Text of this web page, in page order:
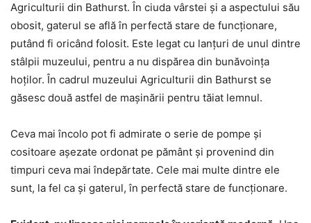
Agriculturii din Bathurst. În ciuda vârstei şi a aspectului său
obosit, gaterul se află în perfectă stare de funcţionare,
putând fi oricând folosit. Este legat cu lanţuri de unul dintre
stâlpii muzeului, pentru a nu dispărea din bunăvoinţa
hoţilor. În cadrul muzeului Agriculturii din Bathurst se
găsesc două astfel de maşinării pentru tăiat lemnul.
Ceva mai încolo pot fi admirate o serie de pompe şi
cositoare aşezate ordonat pe pământ şi provenind din
timpuri ceva mai îndepărtate. Cele mai multe dintre ele
sunt, la fel ca şi gaterul, în perfectă stare de funcţionare.